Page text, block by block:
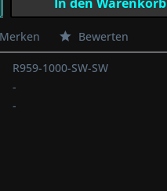
Merken Bewerten
R959-1000-SW-SW
-
-